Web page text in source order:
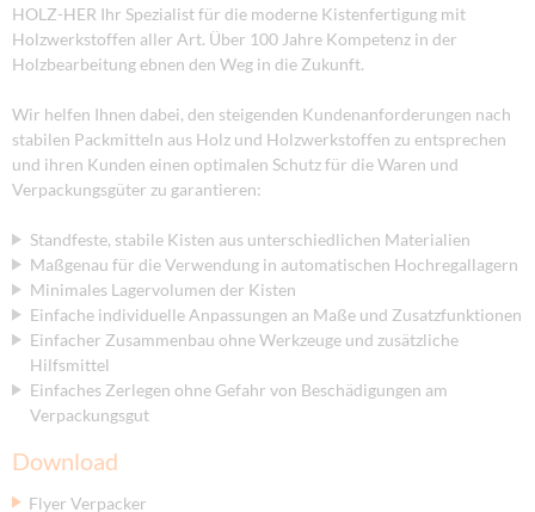
HOLZ-HER Ihr Spezialist für die moderne Kistenfertigung mit
Holzwerkstoffen aller Art. Über 100 Jahre Kompetenz in der
Holzbearbeitung ebnen den Weg in die Zukunft.
Wir helfen Ihnen dabei, den steigenden Kundenanforderungen nach
stabilen Packmitteln aus Holz und Holzwerkstoffen zu entsprechen
und ihren Kunden einen optimalen Schutz für die Waren und
Verpackungsgüter zu garantieren:
Standfeste, stabile Kisten aus unterschiedlichen Materialien
Maßgenau für die Verwendung in automatischen Hochregallagern
Minimales Lagervolumen der Kisten
Einfache individuelle Anpassungen an Maße und Zusatzfunktionen
Einfacher Zusammenbau ohne Werkzeuge und zusätzliche
Hilfsmittel
Einfaches Zerlegen ohne Gefahr von Beschädigungen am
Verpackungsgut
Download
Flyer Verpacker